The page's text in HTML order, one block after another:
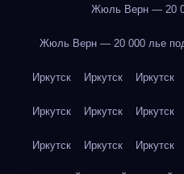
Жюль Верн — 20
Жюль Верн — 20 000 лье
Иркутск Иркутск Иркутск
Иркутск Иркутск Иркутск
Иркутск Иркутск Иркутск